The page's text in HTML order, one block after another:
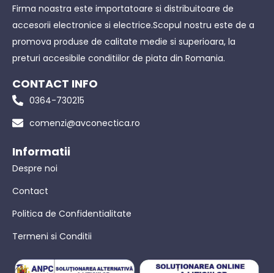
Firma noastra este importatoare si distribuitoare de
accesorii electronice si electrice.Scopul nostru este de a
promova produse de calitate medie si superioara, la
preturi accesibile conditiilor de piata din Romania.
CONTACT INFO
0364-730215
comenzi@avconectica.ro
Informatii
Despre noi
Contact
Politica de Confidentialitate
Termeni si Conditii